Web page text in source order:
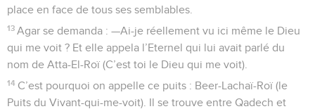
place en face de tous ses semblables.
13 Agar se demanda : —Ai-je réellement vu ici même le Dieu
qui me voit ? Et elle appela l’Eternel qui lui avait parlé du
nom de Atta-El-Roï (C’est toi le Dieu qui me voit).
14 C’est pourquoi on appelle ce puits : Beer-Lachaï-Roï (le
Puits du Vivant-qui-me-voit). Il se trouve entre Qadech et